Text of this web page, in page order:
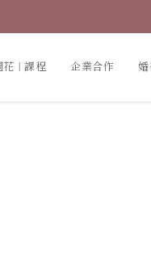
花｜課程 企業合作 婚